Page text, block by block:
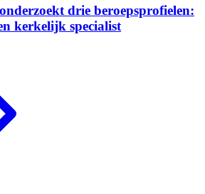
drie beroepsprofielen:
kerkelijk specialist